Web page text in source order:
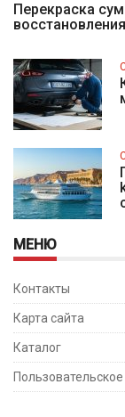
Перекраска
восстановления
МЕНЮ
Контакты
Карта сайта
Каталог